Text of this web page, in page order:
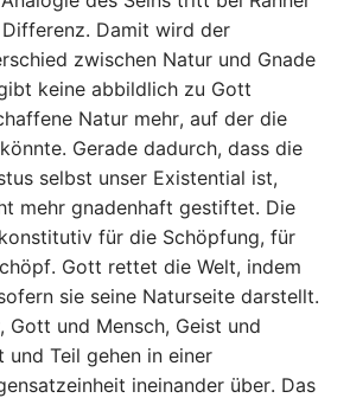
Damit wird der
zwischen Natur und Gnade
keine abbildlich zu Gott
Natur mehr, auf der die
Gerade dadurch, dass die
selbst unser Existential ist,
mehr gnadenhaft gestiftet. Die
für die Schöpfung, für
Gott rettet die Welt, indem
sie seine Naturseite darstellt.
Gott und Mensch, Geist und
und Teil gehen in einer
ineinander über. Das